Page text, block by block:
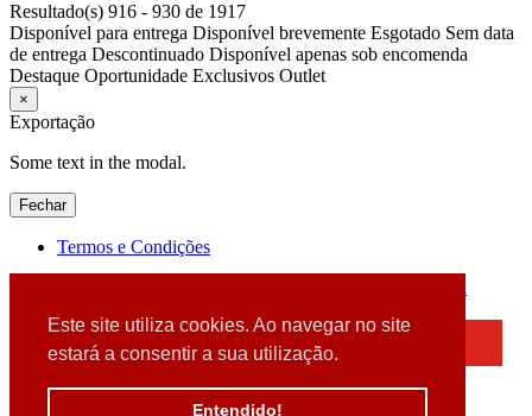
Este site utiliza cookies. Ao navegar no site
estará a consentir a sua utilização.
Entendido!
Resultado(s) 916 - 930 de 1917
Disponível para entrega Disponível brevemente Esgotado Sem data
de entrega Descontinuado Disponível apenas sob encomenda
Destaque Oportunidade Exclusivos Outlet
×
Exportação
Some text in the modal.
Fechar
Termos e Condições
Detectamos que está a usar um browser desatualizado
Por favor, atualize o seu browser